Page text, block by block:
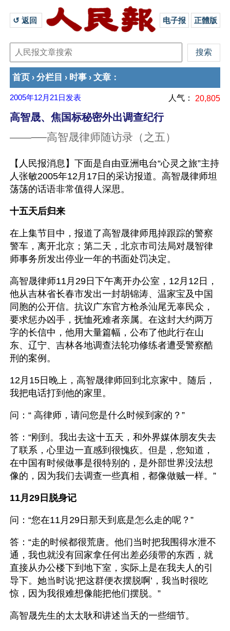
↺ 返回 电子报 正體版
首页 › 分栏目 › 时事 › 文章 ：
2005年12月21日 发表 人气： 20,805
高智晟、焦国标秘密外出调查纪行
——──高智晟律师随访录（之五）
【人民报消息】下面是自由亚洲电台“心灵之旅”主持
人张敏2005年12月17日的采访报道。高智晟律师坦
荡荡的话语非常值得人深思。
十五天后归来
在上集节目中，报道了高智晟律师甩掉跟踪的警察
警车，离开北京；第二天，北京市司法局对晟智律
师事务所发出停业一年的书面处罚决定。
高智晟律师11月29日下午离开办公室，12月12日，
他从吉林省长春市发出一封胡锦涛、温家宝及中国
同胞的公开信。抗议广东官方枪杀汕尾无辜民众，
要求惩办凶手，抚恤死难者亲属。在这封大约两万
字的长信中，他用大量篇幅，公布了他此行在山
东、辽宁、吉林各地调查法轮功修练者遭受警察酷
刑的案例。
12月15日晚上，高智晟律师回到北京家中。随后，
我把电话打到他的家里。
问：“ 高律师，请问您是什么时候到家的？”
答：“刚到。我出去这十五天，和外界媒体朋友失去
了联系，心里边一直感到很愧疚。但是，您知道，
在中国有时候做事是很特别的，是外部世界没法想
像的，因为我们去调查一些真相，都像做贼一样。”
11月29日脱身记
问：“您在11月29日那天到底是怎么走的呢？”
答：“走的时候都很荒唐。他们当时把我围得水泄不
通，我也就没有回家拿任何出差必须带的东西，就
直接从办公楼下到地下室，实际上是在我夫人的引
导下。她当时说‘把这群便衣摆脱啊’，我当时很吃
惊，因为我很难想像能把他们摆脱。”
高智晟先生的太太耿和讲述当天的一些细节。